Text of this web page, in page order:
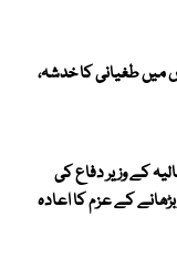
میں طغیانی کا خدشہ،
کے وزیر دفاع کی
کے عزم کا اعادہ